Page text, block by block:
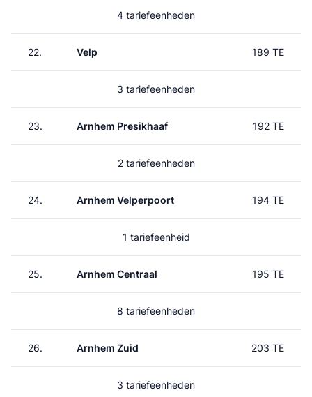
4 tariefeenheden
22. Velp 189 TE
3 tariefeenheden
23. Arnhem Presikhaaf 192 TE
2 tariefeenheden
24. Arnhem Velperpoort 194 TE
1 tariefeenheid
25. Arnhem Centraal 195 TE
8 tariefeenheden
26. Arnhem Zuid 203 TE
3 tariefeenheden